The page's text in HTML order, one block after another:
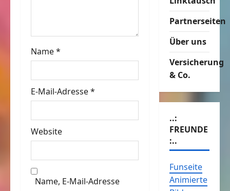
t
i
o
n
Name*
E-Mail-Adresse*
Website
Name, E-Mail-Adresse
Partnerseiten
Über uns
Versicherung
& Co.
..:
FREUNDE
:..
Funseite
Animierte